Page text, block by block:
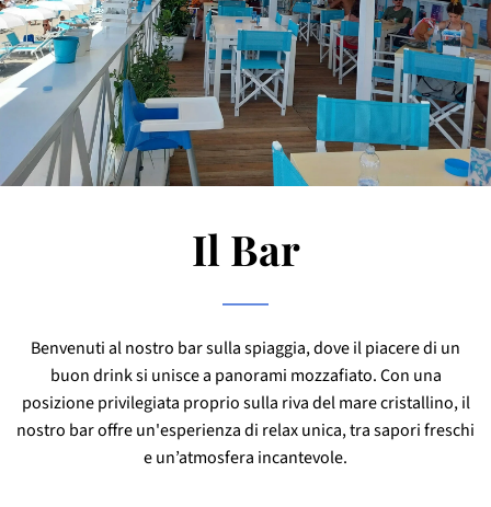
Il Bar
Benvenuti al nostro bar sulla spiaggia, dove il piacere di un
buon drink si unisce a panorami mozzafiato. Con una
posizione privilegiata proprio sulla riva del mare cristallino, il
nostro bar offre un'esperienza di relax unica, tra sapori freschi
e un’atmosfera incantevole.